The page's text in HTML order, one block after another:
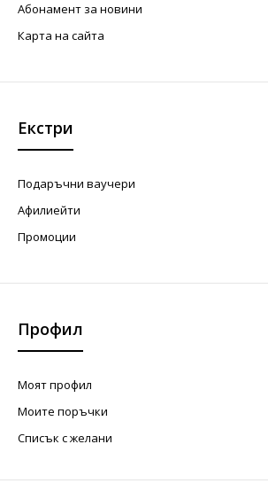
Абонамент за новини
Карта на сайта
Екстри
Подаръчни ваучери
Афилиейти
Промоции
Профил
Моят профил
Моите поръчки
Списък с желани